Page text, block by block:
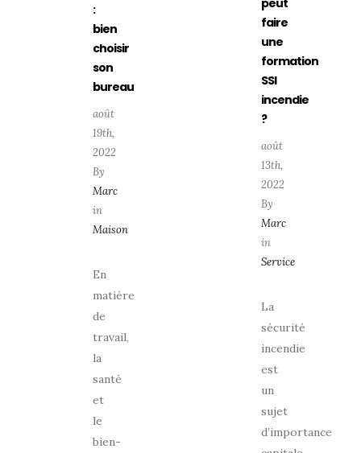
:
bien
choisir
son
bureau
août
19th,
2022
By
Marc
in
Maison
En
matière
de
travail,
la
santé
et
le
bien-
faire
une
formation
SSI
incendie
?
août
13th,
2022
By
Marc
in
Service
La
sécurité
incendie
est
un
sujet
d’importance